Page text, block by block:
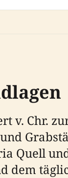
v. Chr.
Quell
dem